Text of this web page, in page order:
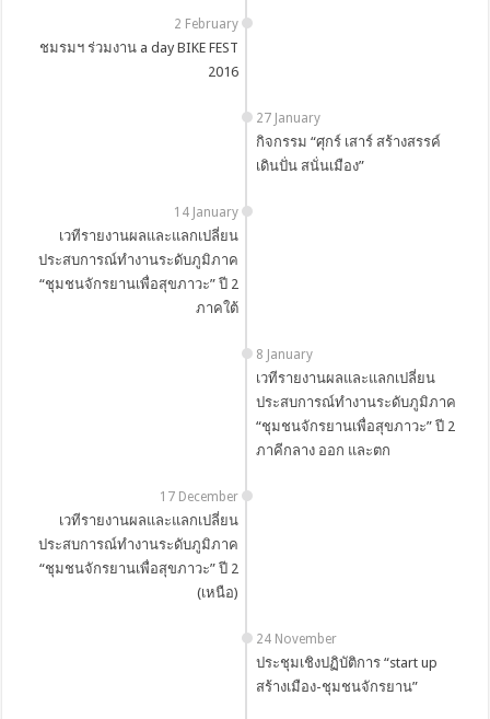
2 February
ชมรมฯ ร่วมงาน a day BIKE FEST
2016
27 January
กิจกรรม “ศุกร์ เสาร์ สร้างสรรค์
เดินปั่น สนั่นเมือง”
14 January
เวทีรายงานผลและแลกเปลี่ยน
ประสบการณ์ทำงานระดับภูมิภาค
“ชุมชนจักรยานเพื่อสุขภาวะ” ปี 2
ภาคใต้
8 January
เวทีรายงานผลและแลกเปลี่ยน
ประสบการณ์ทำงานระดับภูมิภาค
“ชุมชนจักรยานเพื่อสุขภาวะ” ปี 2
ภาคีกลาง ออก และตก
17 December
เวทีรายงานผลและแลกเปลี่ยน
ประสบการณ์ทำงานระดับภูมิภาค
“ชุมชนจักรยานเพื่อสุขภาวะ” ปี 2
(เหนือ)
24 November
ประชุมเชิงปฏิบัติการ “start up
สร้างเมือง-ชุมชนจักรยาน”